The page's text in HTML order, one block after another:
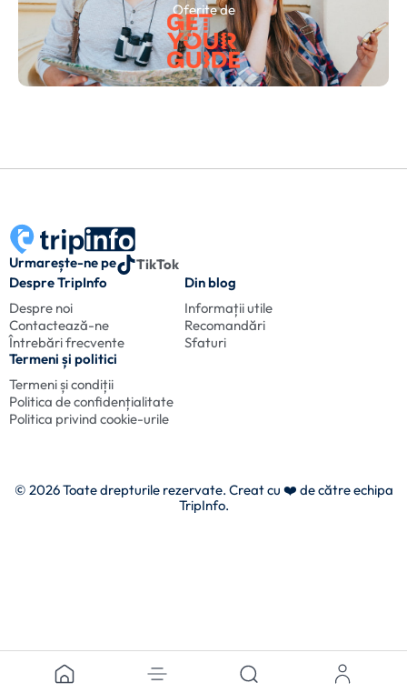
Oferite de
Urmarește-ne pe
TikTok
Despre TripInfo
Despre noi
Contactează-ne
Întrebări frecvente
Din blog
Informații utile
Recomandări
Sfaturi
Termeni și politici
Termeni și condiții
Politica de confidențialitate
Politica privind cookie-urile
© 2026 Toate drepturile rezervate. Creat cu ❤️ de către echipa
TripInfo.